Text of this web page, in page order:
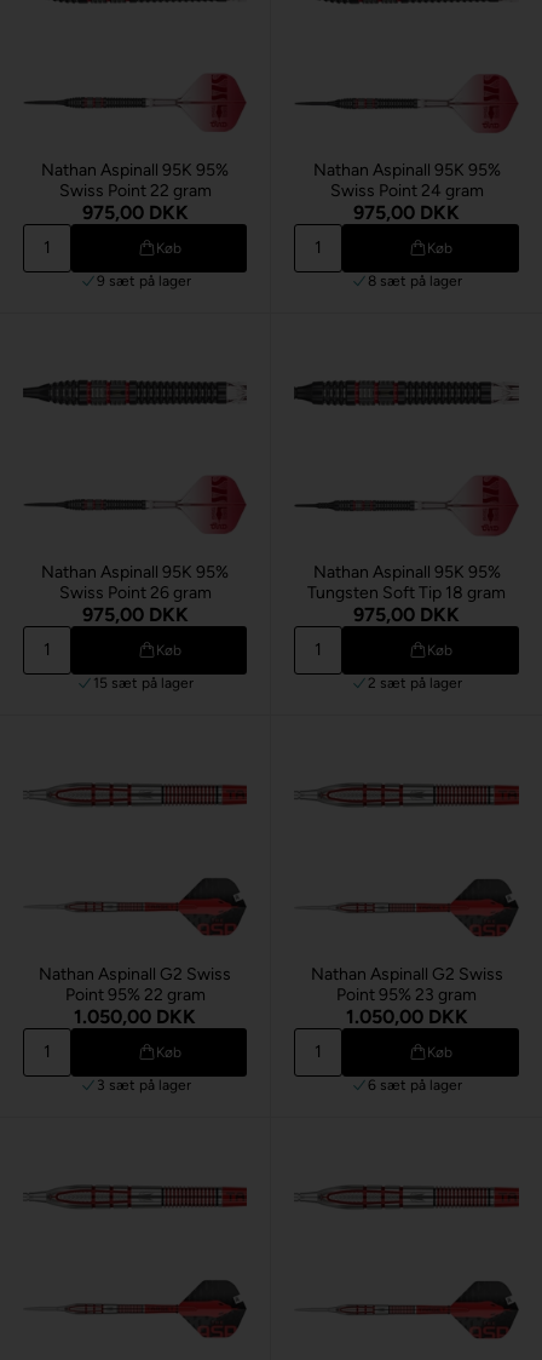
Nathan Aspinall 95K 95%
Swiss Point 22 gram
975,00 DKK
Køb
9 sæt på lager
Nathan Aspinall 95K 95%
Swiss Point 24 gram
975,00 DKK
Køb
8 sæt på lager
Nathan Aspinall 95K 95%
Swiss Point 26 gram
975,00 DKK
Køb
15 sæt på lager
Nathan Aspinall 95K 95%
Tungsten Soft Tip 18 gram
975,00 DKK
Køb
2 sæt på lager
Nathan Aspinall G2 Swiss
Point 95% 22 gram
1.050,00 DKK
Køb
3 sæt på lager
Nathan Aspinall G2 Swiss
Point 95% 23 gram
1.050,00 DKK
Køb
6 sæt på lager